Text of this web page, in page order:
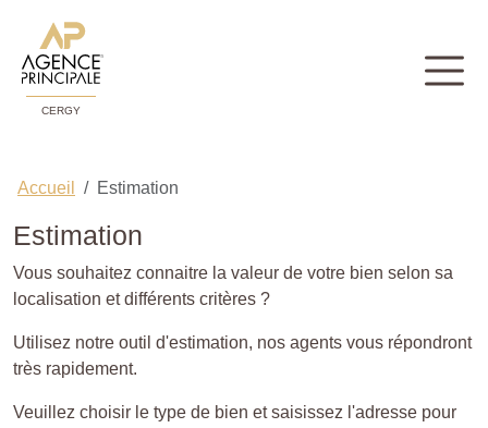
CERGY
Accueil Estimation
Estimation
Vous souhaitez connaitre la valeur de votre bien selon sa
localisation et différents critères ?
Utilisez notre outil d'estimation, nos agents vous répondront
très rapidement.
Veuillez choisir le type de bien et saisissez l'adresse pour